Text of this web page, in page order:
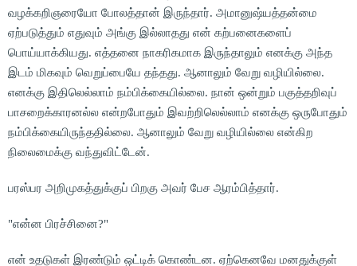
வழக்கறிஞரையோ போலத்தான் இருந்தார். அமானுஷ்யத்தன்மை
ஏற்படுத்தும் எதுவும் அங்கு இல்லாதது என் கற்பனைகளைப்
பொய்யாக்கியது. எத்தனை நாகரிகமாக இருந்தாலும் எனக்கு அந்த
இடம் மிகவும் வெறுப்பையே தந்தது. ஆனாலும் வேறு வழியில்லை.
எனக்கு இதிலெல்லாம் நம்பிக்கையில்லை. நான் ஒன்றும் பகுத்தறிவுப்
பாசறைக்காரனல்ல என்றபோதும் இவற்றிலெல்லாம் எனக்கு ஒருபோதும்
நம்பிக்கையிருந்ததில்லை. ஆனாலும் வேறு வழியில்லை என்கிற
நிலைமைக்கு வந்துவிட்டேன்.
பரஸ்பர அறிமுகத்துக்குப் பிறகு அவர் பேச ஆரம்பித்தார்.
"என்ன பிரச்சினை?"
என் உதடுகள் இரண்டும் ஒட்டிக் கொண்டன. ஏற்கெனவே மனதுக்குள்